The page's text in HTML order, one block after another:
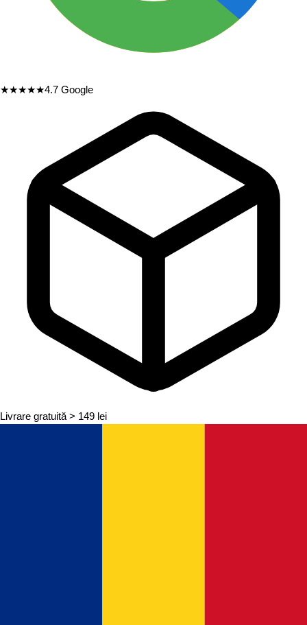
★★★★★4.7 Google
Livrare gratuită > 149 lei